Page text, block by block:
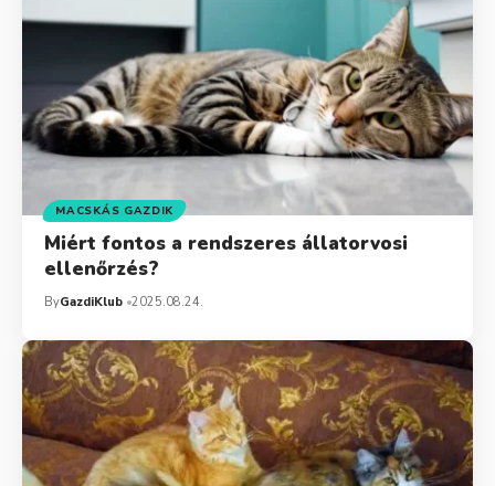
MACSKÁS GAZDIK
Miért fontos a rendszeres állatorvosi
ellenőrzés?
ByGazdiKlub 2025.08.24.